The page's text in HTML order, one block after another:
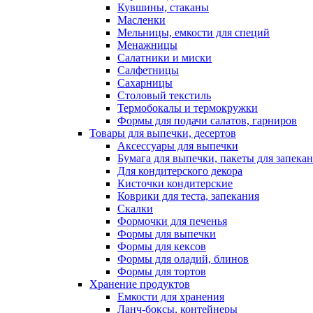
Кувшины, стаканы
Масленки
Мельницы, емкости для специй
Менажницы
Салатники и миски
Салфетницы
Сахарницы
Столовый текстиль
Термобокалы и термокружки
Формы для подачи салатов, гарниров
Товары для выпечки, десертов
Аксессуары для выпечки
Бумага для выпечки, пакеты для
Для кондитерского декора
Кисточки кондитерские
Коврики для теста, запекания
Скалки
Формочки для печенья
Формы для выпечки
Формы для кексов
Формы для оладий, блинов
Формы для тортов
Хранение продуктов
Емкости для хранения
Ланч-боксы, контейнеры